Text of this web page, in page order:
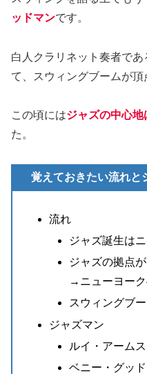
ッドマンです。
白人クラリネット奏者で
て、スウィングブームが頂
この頃にはジャズの中心地
た。
覚えておきたい流れと
流れ
ジャズ誕生は
ジャズの拠点
→ニューヨー
スウィングブ
ジャズマン
ルイ・アーム
ベニー・グッ